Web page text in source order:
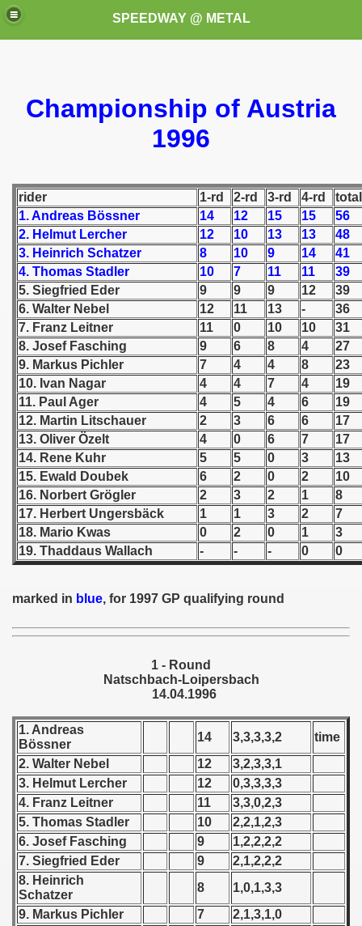
SPEEDWAY @ METAL
Championship of Austria
1996
rider 1-rd 2-rd 3-rd 4-rd
total
1. Andreas Bössner
14 12 15 15
56
2. Helmut Lercher
12 10 13 13
48
3. Heinrich Schatzer
8 10 9 14
41
4. Thomas Stadler
10 7 11 11
39
5. Siegfried Eder
9 9 9 12
39
6. Walter Nebel
12 11 13 -
36
7. Franz Leitner
11 0 10 10
31
8. Josef Fasching
9 6 8 4
27
9. Markus Pichler
7 4 4 8
23
10. Ivan Nagar
4 4 7 4
19
11. Paul Ager
4 5 4 6
19
12. Martin Litschauer
2 3 6 6
17
13. Oliver Özelt
4 0 6 7
17
14. Rene Kuhr
5 5 0 3
13
15. Ewald Doubek
6 2 0 2
10
16. Norbert Grögler
2 3 2 1
8
17. Herbert Ungersbäck
1 1 3 2
7
18. Mario Kwas
0 2 0 1
3
19. Thaddaus Wallach
- - - 0 0
marked in blue, for 1997 GP qualifying round
1 - Round
Natschbach-Loipersbach
14.04.1996
1. Andreas
Bössner
14 3,3,3,3,2
time
2. Walter Nebel
12
3,2,3,3,1
3. Helmut Lercher
12
0,3,3,3,3
4. Franz Leitner
11
3,3,0,2,3
5. Thomas Stadler
10
2,2,1,2,3
6. Josef Fasching
9
1,2,2,2,2
7. Siegfried Eder
9
2,1,2,2,2
8. Heinrich
Schatzer
8
1,0,1,3,3
9. Markus Pichler
7
2,1,3,1,0
these speedway programms)
(My speedway programmes to exchange or sale)
Świata (World Speedway Championship)
1946
- 1952
- 1955
- 1956
- 1957
- 1958
- 1959
- 1960